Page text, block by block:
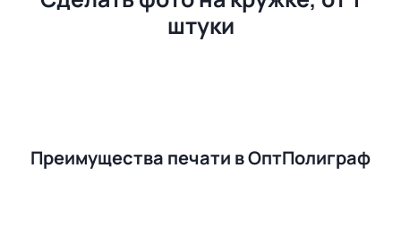
штуки
Преимущества печати в ОптПолиграф